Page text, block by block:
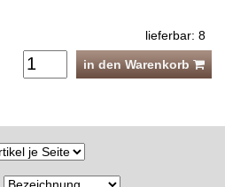
lieferbar: 8
in den Warenkorb